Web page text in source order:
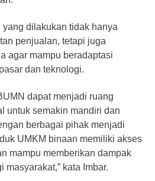
dilakukan tidak hanya
penjualan, tetapi juga
agar mampu beradaptasi
dan teknologi.
dapat menjadi ruang
untuk semakin mandiri dan
berbagai pihak menjadi
UMKM binaan memiliki akses
mampu memberikan dampak
kata Imbar.